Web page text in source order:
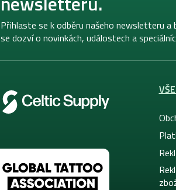
Přihlaste se k odběru našeho newsletteru a
se dozví o novinkách, událostech a